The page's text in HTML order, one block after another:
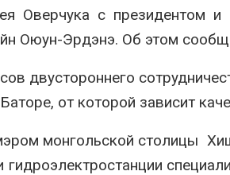
Оверчука с президентом
Оюун-Эрдэнэ. Об этом
двустороннего
от которой зависит
монгольской столицы
гидроэлектростанции